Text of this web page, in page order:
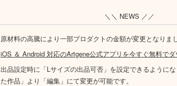
＼＼ NEWS ／／
原材料の高騰により一部プロダクトの金額が変更となりま
iOS ＆ Android 対応のArtgene公式アプリを今すぐ無料でダ
出品設定時に「Lサイズの出品可否」を設定できるように
た作品」より「編集」にて変更が可能です。